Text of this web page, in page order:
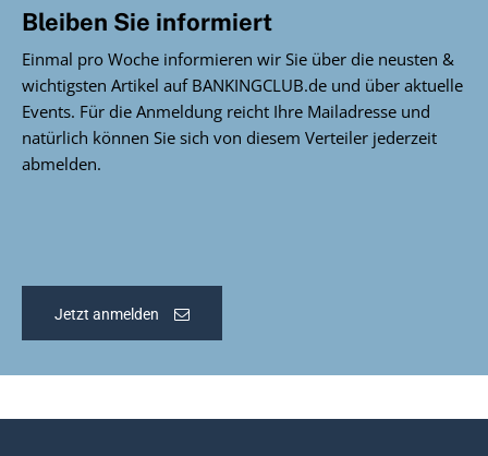
Bleiben Sie informiert
Einmal pro Woche informieren wir Sie über die neusten &
wichtigsten Artikel auf BANKINGCLUB.de und über aktuelle
Events. Für die Anmeldung reicht Ihre Mailadresse und
natürlich können Sie sich von diesem Verteiler jederzeit
abmelden.
Jetzt anmelden